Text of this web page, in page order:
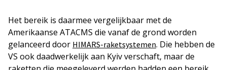
Het bereik is daarmee vergelijkbaar met de
Amerikaanse ATACMS die vanaf de grond worden
gelanceerd door HIMARS-raketsystemen. Die hebben de
VS ook daadwerkelijk aan Kyiv verschaft, maar de